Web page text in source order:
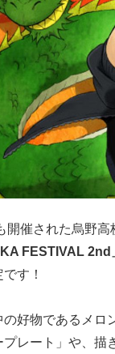
開催された烏野
FESTIVAL 2nd
す！
の好物であるメロ
プレート」や、描